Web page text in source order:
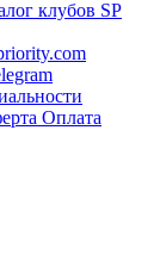
клубов SP
Оплата